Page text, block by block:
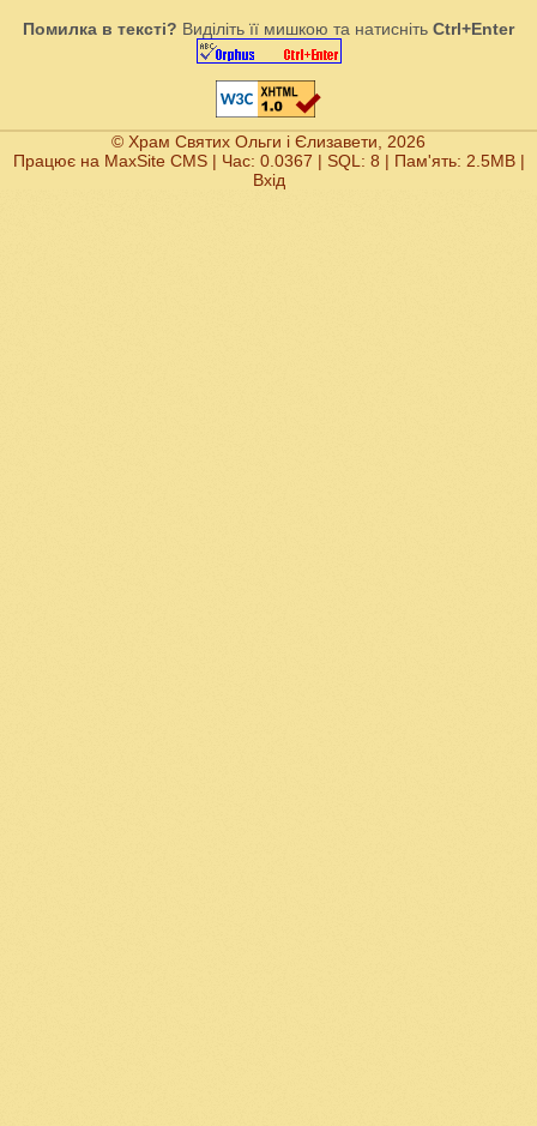
Помилка в тексті? Виділіть її мишкою та натисніть Ctrl+Enter
© Храм Святих Ольги і Єлизавети, 2026
Працює на MaxSite CMS| Час: 0.0367 | SQL: 8 | Пам'ять: 2.5MB|
Вхід